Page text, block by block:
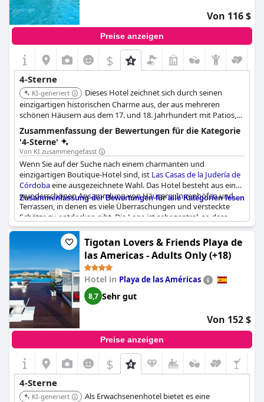
Von 116 $
Preise anzeigen
$
4-Sterne
KI-generiert
Dieses Hotel zeichnet sich durch seinen
einzigartigen historischen Charme aus, der aus mehreren
schönen Häusern aus dem 17. und 18. Jahrhundert mit Patios,
Brunnen und Gärten besteht. Es bietet eine Mischung aus
modernen Einrichtungen und historischer Architektur und sorgt
für einen unverwechselbaren und komfortablen Aufenthalt.
Zusammenfassung der Bewertungen für die Kategorie
'4-Sterne'
Von KI zusammengefasst
Wenn Sie auf der Suche nach einem charmanten und
einzigartigen Boutique-Hotel sind, ist Las Casas de la Judería de
Córdobaeine ausgezeichnete Wahl. Das Hotel besteht aus einer
wunderschönen Ansammlung von Häusern, Innenhöfen und
Terrassen, in denen es viele Überraschungen und versteckte
Schätze zu entdecken gibt. Die Lage ist sehr zentral, so dass
man die Stadt leicht erkunden kann, und der Service und die
Qualität der Zimmer sind ausgezeichnet. Die Gäste schwärmen
von den geräumigen und charmanten Suiten mit
Marmorbädern und den beruhigenden Wasserspielen im
gesamten Gebäude. Auch wenn das Hotel etwas teurer ist als
andere 4-Sterne-Hotels in Spanien, sind sich die Gäste einig,
dass der Aufenthalt imLas Casas de la Judería de Córdoba
Cent wert ist.
Zusammenfassung der Bewertungen für alle Kategorien lesen
Tigotan Lovers & Friends Playa de
las Americas - Adults Only (+18)
Hotel in Playa de las Américas
8,7 Sehr gut
Von 152 $
Preise anzeigen
$
4-Sterne
KI-generiert
Als Erwachsenenhotel bietet es eine